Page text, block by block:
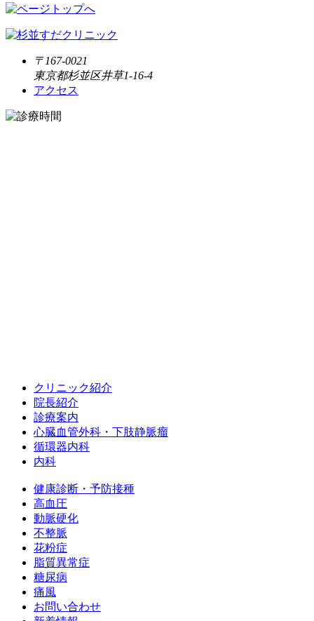
〒167-0021
東京都杉並区井草1-16-4
アクセス
クリニック紹介
院長紹介
診療案内
心臓血管外科・下肢静脈瘤
循環器内科
内科
健康診断・予防接種
高血圧
動脈硬化
不整脈
花粉症
脂質異常症
糖尿病
痛風
お問い合わせ